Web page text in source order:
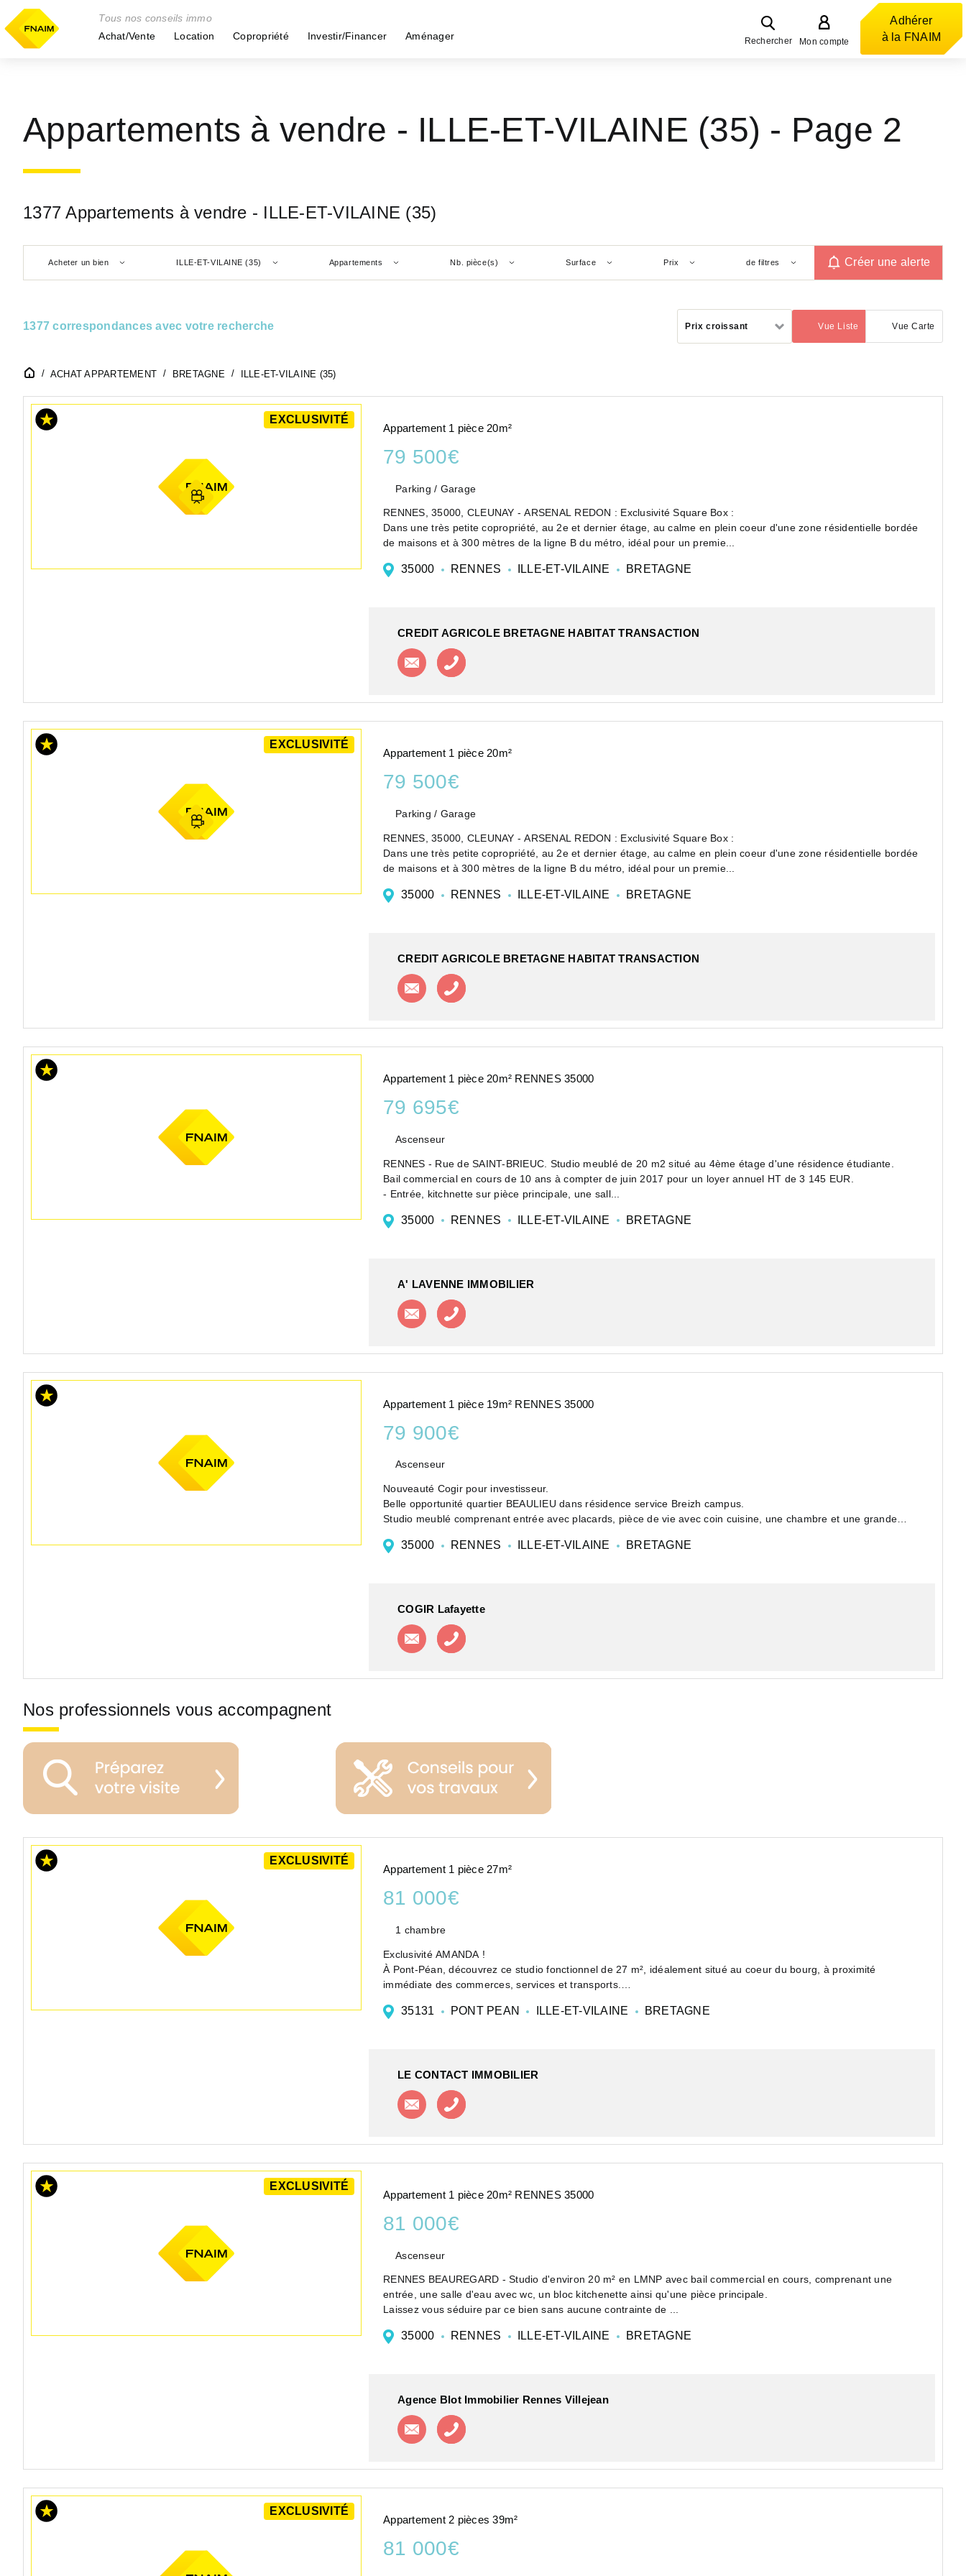
Tous nos conseils immo
Achat/Vente
Location Copropriété Investir/Financer Aménager Rechercher Mon compte
Adhérer
à la FNAIM
Appartements à vendre - ILLE-ET-VILAINE (35) - Page 2
1377 Appartements à vendre - ILLE-ET-VILAINE (35)
Acheter un bien ILLE-ET-VILAINE (35) Appartements Nb. pièce(s) Surface Prix de filtres Créer une alerte
1377 correspondances avec votre recherche Prix croissant Vue Liste
(activé) Vue Carte
ACHAT APPARTEMENT BRETAGNE ILLE-ET-VILAINE (35)
EXCLUSIVITÉ
Appartement 1 pièce 20m²
79 500€
Parking / Garage
RENNES, 35000, CLEUNAY - ARSENAL REDON : Exclusivité Square Box :
Dans une très petite copropriété, au 2e et dernier étage, au calme en plein coeur d'une zone résidentielle bordée
de maisons et à 300 mètres de la ligne B du métro, idéal pour un premie...
35000 RENNES ILLE-ET-VILAINE BRETAGNE
CREDIT AGRICOLE BRETAGNE HABITAT TRANSACTION
Contacter l'agence
EXCLUSIVITÉ
Appartement 1 pièce 20m²
79 500€
Parking / Garage
RENNES, 35000, CLEUNAY - ARSENAL REDON : Exclusivité Square Box :
Dans une très petite copropriété, au 2e et dernier étage, au calme en plein coeur d'une zone résidentielle bordée
de maisons et à 300 mètres de la ligne B du métro, idéal pour un premie...
35000 RENNES ILLE-ET-VILAINE BRETAGNE
CREDIT AGRICOLE BRETAGNE HABITAT TRANSACTION
Contacter l'agence
Appartement 1 pièce 20m² RENNES 35000
79 695€
Ascenseur
RENNES - Rue de SAINT-BRIEUC. Studio meublé de 20 m2 situé au 4ème étage d'une résidence étudiante.
Bail commercial en cours de 10 ans à compter de juin 2017 pour un loyer annuel HT de 3 145 EUR.
- Entrée, kitchnette sur pièce principale, une sall...
35000 RENNES ILLE-ET-VILAINE BRETAGNE
A' LAVENNE IMMOBILIER
Contacter l'agence
Appartement 1 pièce 19m² RENNES 35000
79 900€
Ascenseur
Nouveauté Cogir pour investisseur.
Belle opportunité quartier BEAULIEU dans résidence service Breizh campus.
Studio meublé comprenant entrée avec placards, pièce de vie avec coin cuisine, une chambre et une grande
Garantie ...
35000 RENNES ILLE-ET-VILAINE BRETAGNE
COGIR Lafayette
Contacter l'agence
Nos professionnels vous accompagnent
EXCLUSIVITÉ
Appartement 1 pièce 27m²
81 000€
1 chambre
Exclusivité AMANDA !
À Pont-Péan, découvrez ce studio fonctionnel de 27 m², idéalement situé au coeur du bourg, à proximité
immédiate des commerces, services et transports.
35131 PONT PEAN ILLE-ET-VILAINE BRETAGNE
LE CONTACT IMMOBILIER
Contacter l'agence
EXCLUSIVITÉ
Appartement 1 pièce 20m² RENNES 35000
81 000€
Ascenseur
RENNES BEAUREGARD - Studio d'environ 20 m² en LMNP avec bail commercial en cours, comprenant une
entrée, une salle d'eau avec wc, un bloc kitchenette ainsi qu'une pièce principale.
Laissez vous séduire par ce bien sans aucune contrainte de ...
35000 RENNES ILLE-ET-VILAINE BRETAGNE
Agence Blot Immobilier Rennes Villejean
Contacter l'agence
EXCLUSIVITÉ
Appartement 2 pièces 39m²
81 000€